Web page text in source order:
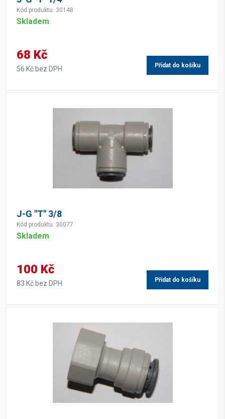
Kód produktu: 30148
Skladem
68 Kč
56 Kč bez DPH Přidat do košíku
J-G "T" 3/8
Kód produktu: 30077
Skladem
100 Kč
83 Kč bez DPH Přidat do košíku